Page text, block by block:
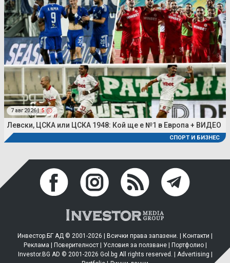
7 авг 2026 | 5
Левски, ЦСКА или ЦСКА 1948: Кой ще е №1 в Европа + ВИДЕО
СПОРТ И БИЗНЕС
Инвестор.БГ АД © 2001-2026 | Всички права запазени. | Контакти
Реклама
Поверителност| Условия за ползване| Портфолио|
Investor.BG AD © 2001-2026 Gol.bg All rights reserved. | Advertising